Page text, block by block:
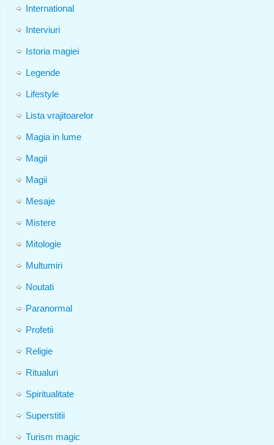
International
Interviuri
Istoria magiei
Legende
Lifestyle
Lista vrajitoarelor
Magia in lume
Magii
Magii
Mesaje
Mistere
Mitologie
Multumiri
Noutati
Paranormal
Profetii
Religie
Ritualuri
Spiritualitate
Superstitii
Turism magic